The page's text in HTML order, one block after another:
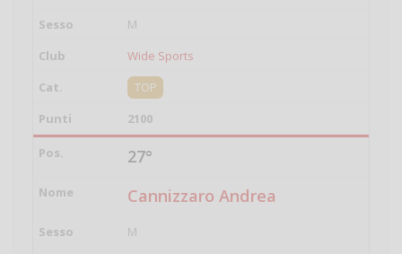
M
Wide Sports
TOP
2100
27°
Cannizzaro Andrea
M